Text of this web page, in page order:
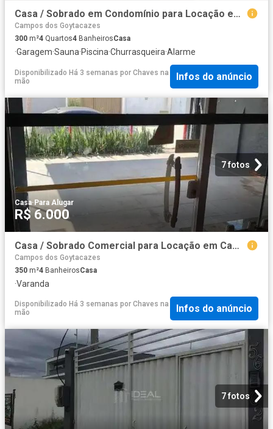
Casa / Sobrado em Condomínio para Locação em Campos dos Goytacazes/RJ Parque Rodoviário 4 Quartos
Campos dos Goytacazes
300 m²4 Quartos4 BanheirosCasa
·Garagem·Sauna·Piscina·Churrasqueira·Alarme
Disponibilizado Há 3 semanas por Chaves na
mão
Infos do anúncio
7 fotos
Casa·Para Alugar
R$ 6.000
Casa / Sobrado Comercial para Locação em Campos dos Goytacazes/RJ Parque Tamandaré
Campos dos Goytacazes
350 m²4 BanheirosCasa
·Varanda
Disponibilizado Há 3 semanas por Chaves na
mão
Infos do anúncio
7 fotos